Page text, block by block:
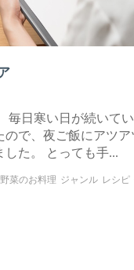
毎日寒い日が続いて
ので、夜ご飯にアツア
した。 とっても手...
菜のお料理 ジャンル レシピ